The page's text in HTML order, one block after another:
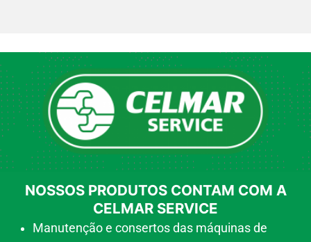
NOSSOS PRODUTOS CONTAM COM A
CELMAR SERVICE
Manutenção e consertos das máquinas de